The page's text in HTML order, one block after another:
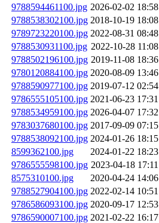
9788594461100.jpg 2026-02-02 18:58
9788538302100.jpg 2018-10-19 18:08
9789723220100.jpg 2022-08-31 08:48
9788530931100.jpg 2022-10-28 11:08
9788502196100.jpg 2019-11-08 18:36
9780120884100.jpg 2020-08-09 13:46
9788590977100.jpg 2019-07-12 02:54
9786555105100.jpg 2021-06-23 17:31
9788534959100.jpg 2026-04-07 17:32
9783037680100.jpg 2017-09-09 07:15
9788538092100.jpg 2024-01-26 18:15
8599362100.jpg
2024-01-22 18:23
9786555598100.jpg 2023-04-18 17:11
8575310100.jpg
2020-04-24 14:06
9788527904100.jpg 2022-02-14 10:51
9786586093100.jpg 2020-09-17 12:53
9786590007100.jpg 2021-02-22 16:17